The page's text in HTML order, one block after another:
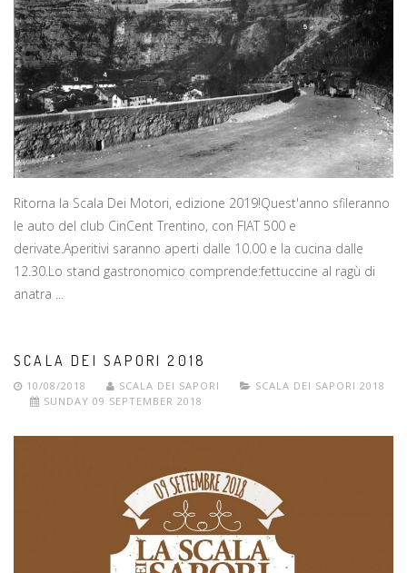
Ritorna la Scala Dei Motori, edizione 2019!Quest'anno sfileranno
le auto del club CinCent Trentino, con FIAT 500 e
derivate.Aperitivi saranno aperti dalle 10.00 e la cucina dalle
12.30.Lo stand gastronomico comprende:fettuccine al ragù di
anatra ...
SCALA DEI SAPORI 2018
10/08/2018 SCALA DEI SAPORI
SCALA DEI SAPORI 2018
SUNDAY 09 SEPTEMBER 2018